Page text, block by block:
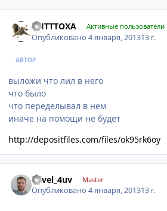
AHTTTOXA Активные пользователи
Опубликовано4 января, 201313 г.
АВТОР
выложи что лил в него
что было
что переделывал в нем
иначе на помощи не будет
http://depositfiles.com/files/ok95rk6oy
Pavel_4uv Master
Опубликовано4 января, 201313 г.